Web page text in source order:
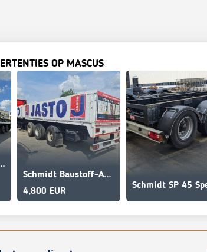
OP MASCUS
Auflieger *3 Lenkachsen
Schmidt Baustoff-Auflieger/Pritsche+Bordwände/Lenkachse/
4,800 EUR